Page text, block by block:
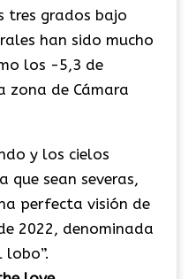
tres grados bajo
han sido mucho
los -5,3 de
zona de Cámara
y los cielos
que sean severas,
perfecta visión de
2022, denominada
lobo”.